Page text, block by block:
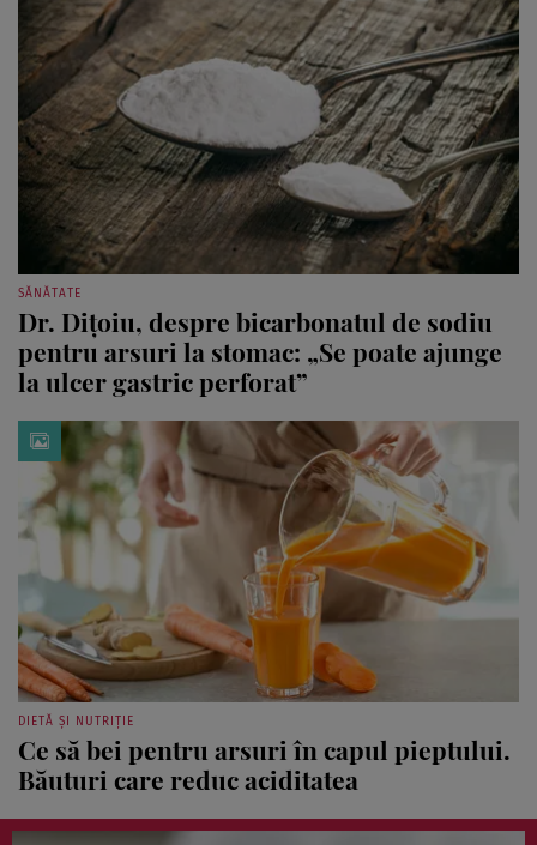
SĂNĂTATE
Dr. Dițoiu, despre bicarbonatul de sodiu
pentru arsuri la stomac: „Se poate ajunge
la ulcer gastric perforat”
DIETĂ ȘI NUTRIȚIE
Ce să bei pentru arsuri în capul pieptului.
Băuturi care reduc aciditatea